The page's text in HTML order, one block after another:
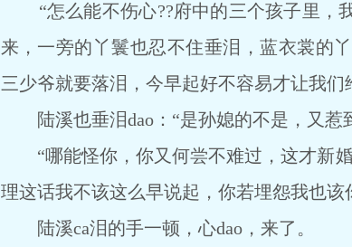
“怎么能不伤心??府中的三个孩子里，我
来，一旁的丫鬟也忍不住垂泪，蓝衣裳的
三少爷就要落泪，今早起好不容易才让我
陆溪也垂泪dao：“是孙媳的不是，又惹
“哪能怪你，你又何尝不难过，这才新婚
理这话我不该这么早说起，你若埋怨我也该
陆溪ca泪的手一顿，心dao，来了。